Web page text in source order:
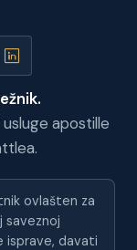
apostille
ovlašten za
saveznoj
isprave, davati